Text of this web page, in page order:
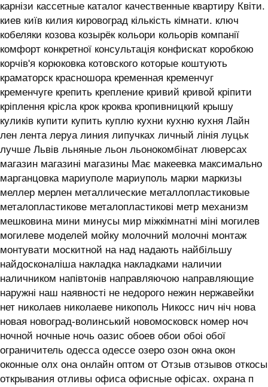
карнізи кассетные каталог качественные квартиру Квіти.
киев київ килия кировоград кількість кімнати. ключ
кобеляки козова козырёк кольори кольорів компанії
комфорт конкретної консультація конфискат коробкою
корчів'я корюковка котовского которые коштують
краматорск красношора кременная кременчуг
кременчуге крепить крепление кривий кривой кріпити
кріплення крісла крок кроква кропивницкий крышу
куликів купити купить куплю кухни кухню кухня ‎Лайн
лен лента леруа линия липучках личный лінія луцьк
лучше Львів льняные льон льонокомбінат люверсах
магазин магазині магазины Має макеевка максимально
марганцовка мариуполе мариуполь марки маркизы
меллер мерлен металлические металлопластиковые
металопластикове металопластикові метр механизм
мешковина мини минусы мир міжкімнатні міні могилев
могилеве моделей мойку молочний молочні монтаж
монтувати москитной на над надають найбільшу
найдосконаліша накладка накладками наличии
наличником напівтонів направляючою направляющие
наружні наш наявності не недорого нежин нержавейки
нет николаев николаеве никополь Никосс нич ніч нова
новая новоград-волинський новомосковск номер ноч
ночной ночные ночь оазис обоев обои обоі обої
ограничитель одесса одессе озеро озон окна окон
оконные олх она онлайн оптом от Отзыв отзывов откосы
открывания отливы офиса офисные офісах. охрана п